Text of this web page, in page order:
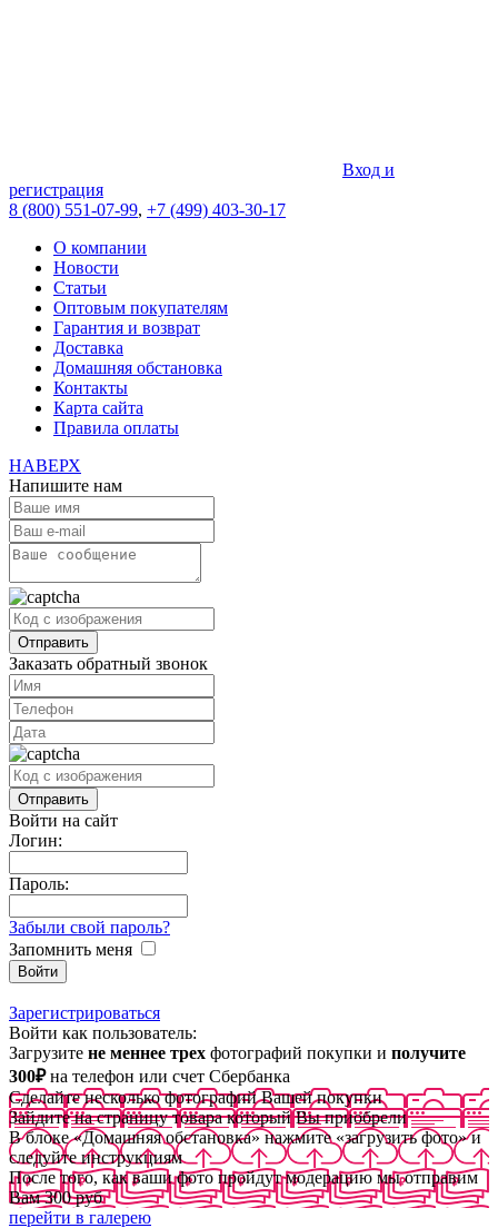
Вход и
регистрация
8 (800) 551-07-99, +7 (499) 403-30-17
О компании
Новости
Статьи
Оптовым покупателям
Гарантия и возврат
Доставка
Домашняя обстановка
Контакты
Карта сайта
Правила оплаты
НАВЕРХ
Напишите нам
Заказать обратный звонок
Войти на сайт
Логин:
Пароль:
Забыли свой пароль?
Запомнить меня
Зарегистрироваться
Войти как пользователь:
Загрузите не меннее трех фотографий покупки и получите
300₽на телефон или счет Сбербанка
Сделайте несколько фотографий Вашей покупки
Зайдите на страницу товара который Вы приобрели
В блоке «Домашняя обстановка» нажмите «загрузить фото» и
следуйте инструкциям
После того, как ваши фото пройдут модерацию мы отправим
Вам 300 руб
перейти в галерею